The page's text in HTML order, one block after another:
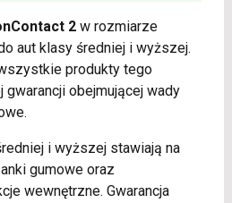
2w rozmiarze
aut klasy średniej i wyższej.
produkty tego
gwarancji obejmującej wady
i wyższej stawiają na
gumowe oraz
wewnętrzne. Gwarancja